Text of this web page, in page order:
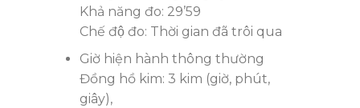
Khả năng đo: 29’59
Chế độ đo: Thời gian đã trôi qua
Giờ hiện hành thông thường
Đồng hồ kim: 3 kim (giờ, phút,
giây),